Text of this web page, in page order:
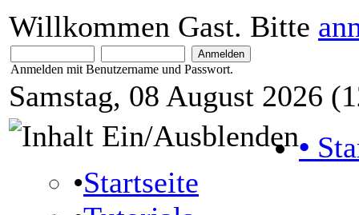
Willkommen Gast. Bitte
Anmelden mit Benutzername und Passwort.
Samstag, 08 August 2026
•
•Startseite